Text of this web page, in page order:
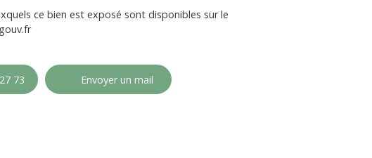
ce bien est exposé sont disponibles sur le
73 Envoyer un mail